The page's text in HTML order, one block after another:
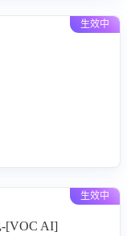
生效中
生效中
[VOC AI]